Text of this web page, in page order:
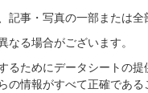
事・写真の一部または
る場合がございます。
ためにデータシートの提
の情報がすべて正確であ